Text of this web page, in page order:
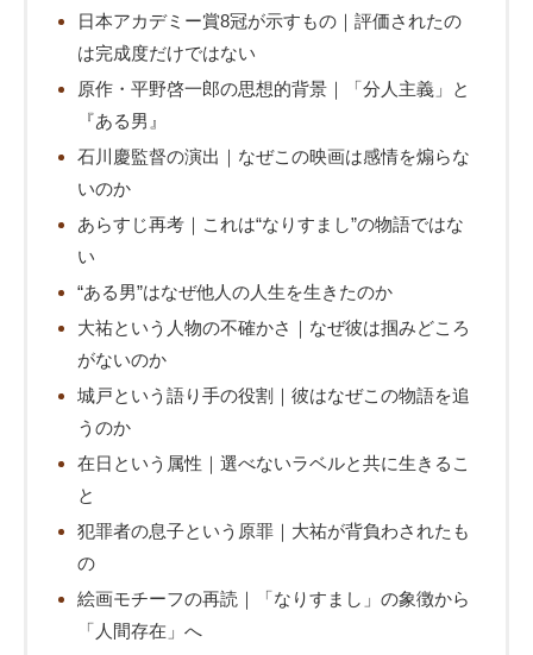
日本アカデミー賞8冠が示すもの｜評価されたの
は完成度だけではない
原作・平野啓一郎の思想的背景｜「分人主義」と
『ある男』
石川慶監督の演出｜なぜこの映画は感情を煽らな
いのか
あらすじ再考｜これは“なりすまし”の物語ではな
い
“ある男”はなぜ他人の人生を生きたのか
大祐という人物の不確かさ｜なぜ彼は掴みどころ
がないのか
城戸という語り手の役割｜彼はなぜこの物語を追
うのか
在日という属性｜選べないラベルと共に生きるこ
と
犯罪者の息子という原罪｜大祐が背負わされたも
の
絵画モチーフの再読｜「なりすまし」の象徴から
「人間存在」へ